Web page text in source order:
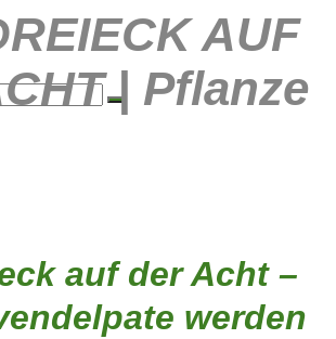
AUF
| Pflanze
auf der Acht –
werden